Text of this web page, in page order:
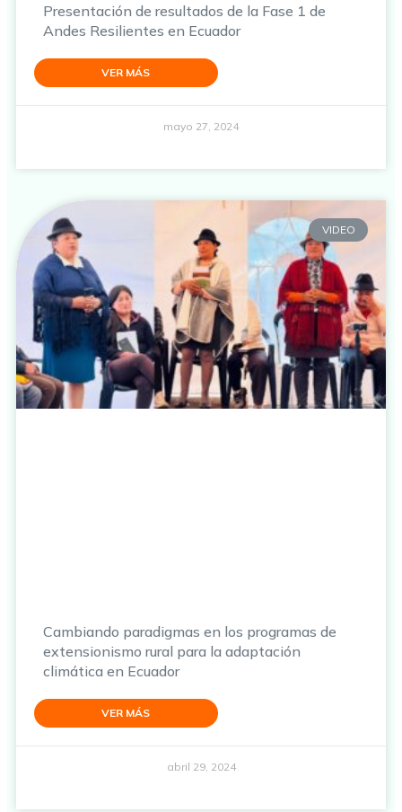
Presentación de resultados de la Fase 1 de
Andes Resilientes en Ecuador
VER MÁS
mayo 27, 2024
VIDEO
Cambiando paradigmas en los programas de
extensionismo rural para la adaptación
climática en Ecuador
VER MÁS
abril 29, 2024